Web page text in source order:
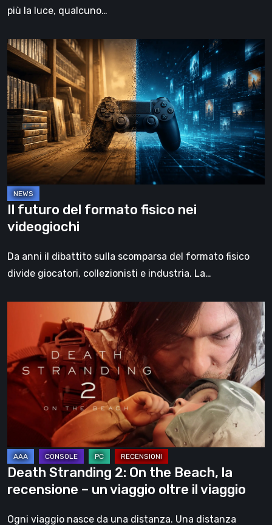
più la luce, qualcuno…
Il
futuro
del
formato
fisico
videogiochi
Il futuro del formato fisico nei
videogiochi
Da anni il dibattito sulla scomparsa del formato fisico
divide giocatori, collezionisti e industria. La…
Stranding
On
the
Beach,
recensione
–
un
viaggio
oltre
il
Death Stranding 2: On the Beach, la
recensione – un viaggio oltre il viaggio
Ogni viaggio nasce da una distanza. Una distanza